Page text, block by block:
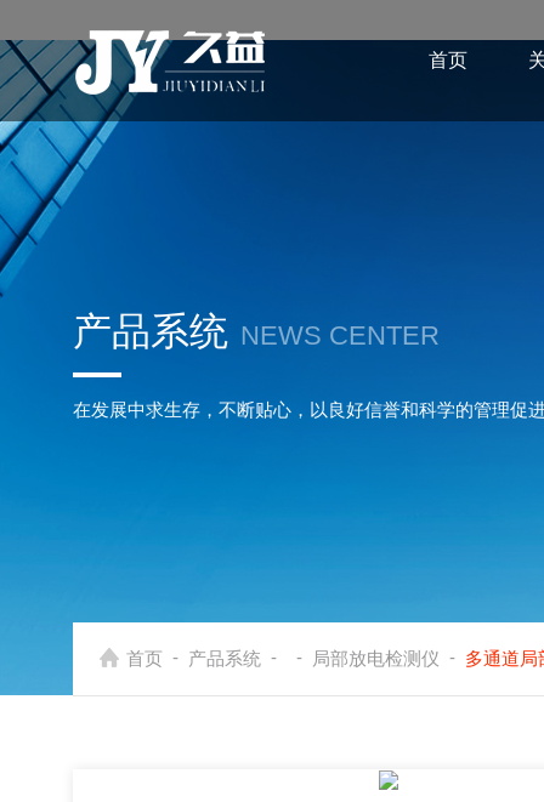
首页
产品系统 NEWS CENTER
在发展中求生存，不断贴心，以良好信誉和科学的管理促
首页 - 产品系统 - - 局部放电检测仪 - 多通道局